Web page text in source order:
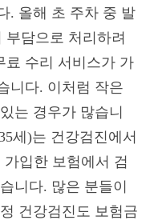
. 올해 초 주차 중 발
담으로 처리하려
료 수리 서비스가 가
니다. 이처럼 작은
는 경우가 많습니
세)는 건강검진에서
입한 보험에서 검
니다. 많은 분들이
건강검진도 보험금